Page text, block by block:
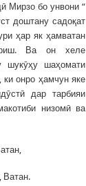
Мирзо бо унвони “
доштану садоқат
ҳар як ҳамватан
Ва он хеле
шукӯҳу шаҳомати
онро ҳамчун яке
дар тарбияи
низомӣ ва
Ватан.